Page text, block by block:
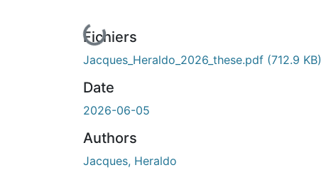
En cours de chargement...
Fichiers
Jacques_Heraldo_2026_these.pdf (712.9 KB)
Date
2026-06-05
Authors
Jacques, Heraldo